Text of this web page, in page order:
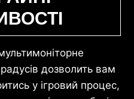
дозволить вам
у ігровий процес,